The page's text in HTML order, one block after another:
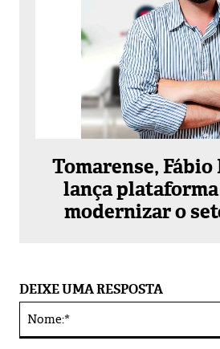
Tomarense,
lança
modernizar o
DEIXE UMA RESPOSTA